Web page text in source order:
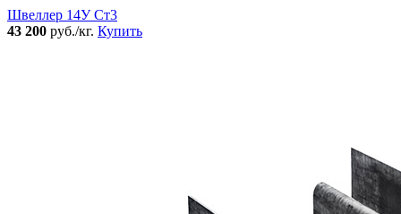
Швеллер 14У Ст3
43 200 руб./кг. Купить